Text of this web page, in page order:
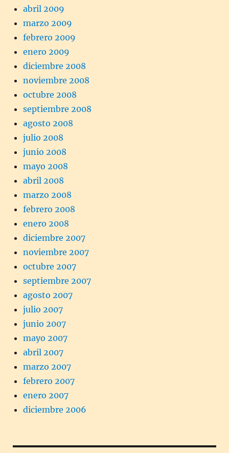
abril 2009
marzo 2009
febrero 2009
enero 2009
diciembre 2008
noviembre 2008
octubre 2008
septiembre 2008
agosto 2008
julio 2008
junio 2008
mayo 2008
abril 2008
marzo 2008
febrero 2008
enero 2008
diciembre 2007
noviembre 2007
octubre 2007
septiembre 2007
agosto 2007
julio 2007
junio 2007
mayo 2007
abril 2007
marzo 2007
febrero 2007
enero 2007
diciembre 2006